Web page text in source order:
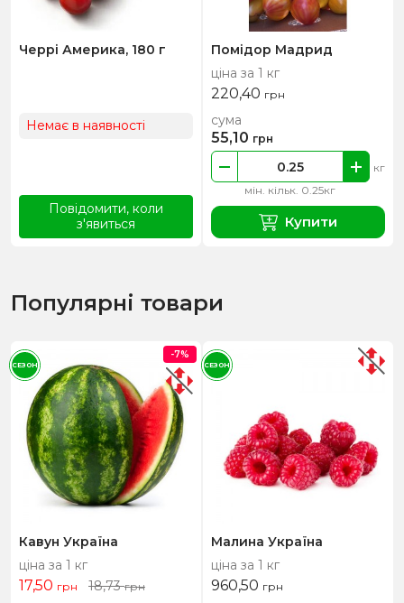
Черрі Америка, 180 г
Немає в наявності
Повідомити, коли
з'явиться
Помідор Мадрид
ціна за 1 кг
220,40 грн
мін. кільк. 0.25кг
кг
сума
55,10 грн
Купити
Популярні товари
Кавун Україна
ціна за 1 кг
17,50 грн 18,73грн
-7%
СЕЗОН
Малина Україна
ціна за 1 кг
960,50 грн
СЕЗОН